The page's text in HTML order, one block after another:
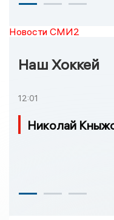
Новости СМИ2
Наш Хоккей
12:01
Николай